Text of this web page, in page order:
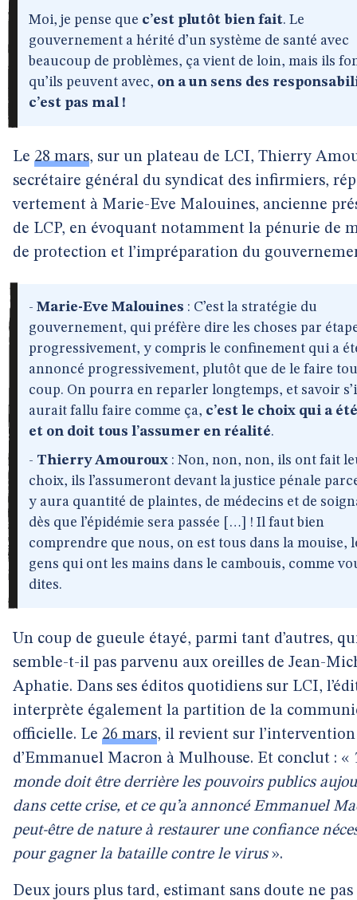
Moi, je pense que c’est plutôt bien fait. Le
gouvernement a hérité d’un système de santé avec
beaucoup de problèmes, ça vient de loin, mais ils
qu’ils peuvent avec, on a un sens des
c’est pas mal !
Le 28 mars, sur un plateau de LCI, Thierry
secrétaire général du syndicat des infirmiers,
vertement à Marie-Eve Malouines, ancienne
de LCP, en évoquant notamment la pénurie de
de protection et l’impréparation du
- Marie-Eve Malouines : C’est la stratégie du
gouvernement, qui préfère dire les choses par
progressivement, y compris le confinement qui a
annoncé progressivement, plutôt que de le faire
coup. On pourra en reparler longtemps, et savoir
aurait fallu faire comme ça, c’est le choix qui a
et on doit tous l’assumer en réalité.
- Thierry Amouroux : Non, non, non, ils ont fait
choix, ils l’assumeront devant la justice pénale
y aura quantité de plaintes, de médecins et de
dès que l’épidémie sera passée […] ! Il faut bien
comprendre que nous, on est tous dans la mouise,
gens qui ont les mains dans le cambouis, comme
dites.
Un coup de gueule étayé, parmi tant d’autres, qui
semble-t-il pas parvenu aux oreilles de Jean-
Aphatie. Dans ses éditos quotidiens sur LCI,
interprète également la partition de la
officielle. Le 26 mars, il revient sur l’intervention
d’Emmanuel Macron à Mulhouse. Et conclut : «
monde doit être derrière les pouvoirs publics
dans cette crise, et ce qu’a annoncé Emmanuel
peut-être de nature à restaurer une confiance
pour gagner la bataille contre le virus».
Deux jours plus tard, estimant sans doute ne